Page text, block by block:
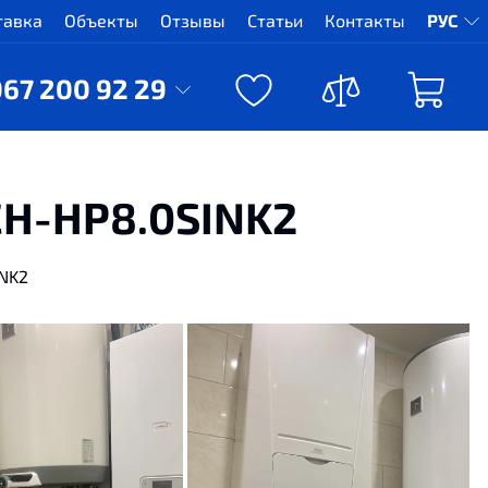
Объекты Отзывы Статьи Контакты РУС
200 92 29
HP8.0SINK2